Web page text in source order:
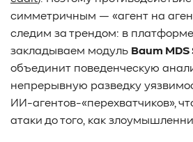
#Scality ADI
#S3 over RDMA
#Guardian
#MCP-интеграция
#Резервное копирование
#стандарт
#DRAM-кэш
#EPO-
#ArmorCache
#Mode Page 08h
#FUA
#Linux #ZFS
#Windows
#Western Digital OptiNAND
симметричным — «агент на
следим за трендом: в платформе
закладываем модуль Baum
объединит поведенческую
непрерывную разведку
ИИ-агентов-«перехватчиков»,
атаки до того, как